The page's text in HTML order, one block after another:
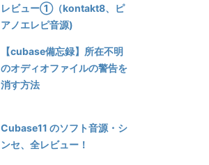
レビュー①（kontakt8、ピ
アノエレピ音源)
【cubase備忘録】所在不明
のオディオファイルの警告を
消す方法
Cubase11 のソフト音源・シ
ンセ、全レビュー！